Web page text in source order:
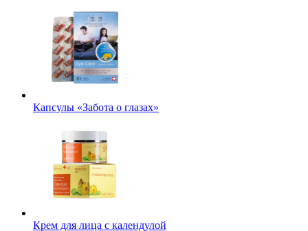
Капсулы «Забота о глазах»
Крем для лица с календулой